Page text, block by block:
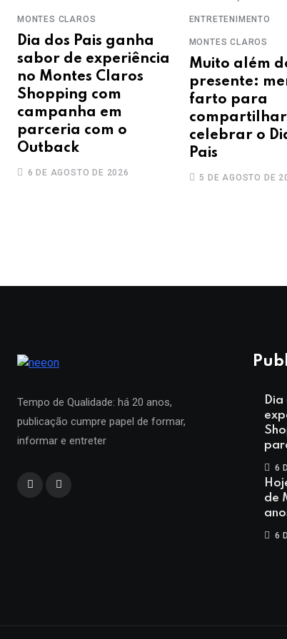
MONTES CLAROS
Dia dos Pais ganha
sabor de experiência
no Montes Claros
Shopping com
campanha em
parceria com o
Outback
6 DE AGOSTO DE 2026
ENTRETENIMENTO
MONTES CLAROS
Muito além
presente:
farto para
compartilhar
celebrar o
Pais
5 DE AGOSTO DE
Tempo de Qualidade: há 20 anos,
publicação cumpre papel de formar,
informar e entreter
6
de
6